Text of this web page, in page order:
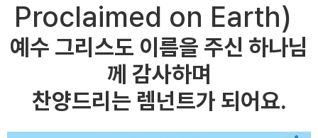
Proclaimed on Earth)
예수 그리스도 이름을 주신 하나님
께 감사하며
찬양드리는 렘넌트가 되어요.